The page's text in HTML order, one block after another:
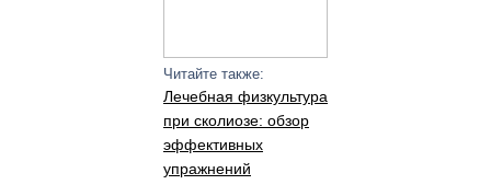
Читайте также:
Лечебная физкультура
при сколиозе: обзор
эффективных
упражнений